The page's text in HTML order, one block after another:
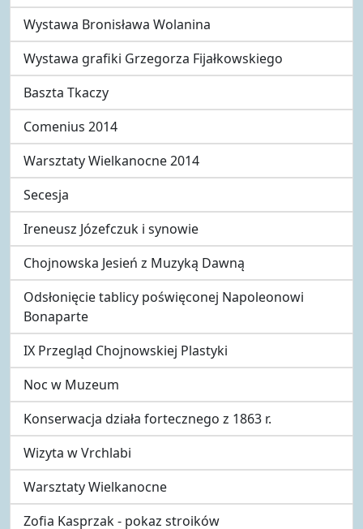
Wystawa Bronisława Wolanina
Wystawa grafiki Grzegorza Fijałkowskiego
Baszta Tkaczy
Comenius 2014
Warsztaty Wielkanocne 2014
Secesja
Ireneusz Józefczuk i synowie
Chojnowska Jesień z Muzyką Dawną
Odsłonięcie tablicy poświęconej Napoleonowi
Bonaparte
IX Przegląd Chojnowskiej Plastyki
Noc w Muzeum
Konserwacja działa fortecznego z 1863 r.
Wizyta w Vrchlabi
Warsztaty Wielkanocne
Zofia Kasprzak - pokaz stroików